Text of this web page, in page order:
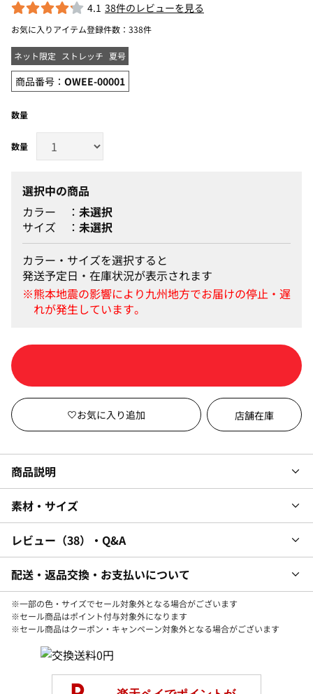
4.1 38件のレビューを見る
お気に入りアイテム登録件数： 338件
ネット限定 ストレッチ 夏号
商品番号： OWEE-00001
数量
選択中の商品
カラー
未選択
サイズ
未選択
カラー・サイズを選択すると
発送予定日・在庫状況が表示されます
店舗在庫
商品説明
素材・サイズ
レビュー 38 ・Q&A
配送・返品交換・お支払いについて
※一部の色・サイズでセール対象外となる場合がございます
※セール商品はポイント付与対象外になります
※セール商品はクーポン・キャンペーン対象外となる場合がございます